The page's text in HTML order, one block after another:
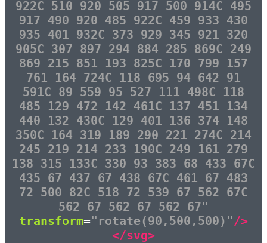
922C 510 920 505 917 500 914C 495
917 490 920 485 922C 459 933 430
935 401 932C 373 929 345 921 320
905C 307 897 294 884 285 869C 249
869 215 851 193 825C 170 799 157
761 164 724C 118 695 94 642 91
591C 89 559 95 527 111 498C 118
485 129 472 142 461C 137 451 134
440 132 430C 129 401 136 374 148
350C 164 319 189 290 221 274C 214
245 219 214 233 190C 249 161 279
138 315 133C 330 93 383 68 433 67C
435 67 437 67 438 67C 461 67 483
72 500 82C 518 72 539 67 562 67C
562 67 562 67 562 67"
transform="rotate(90,500,500)"/>
</svg>